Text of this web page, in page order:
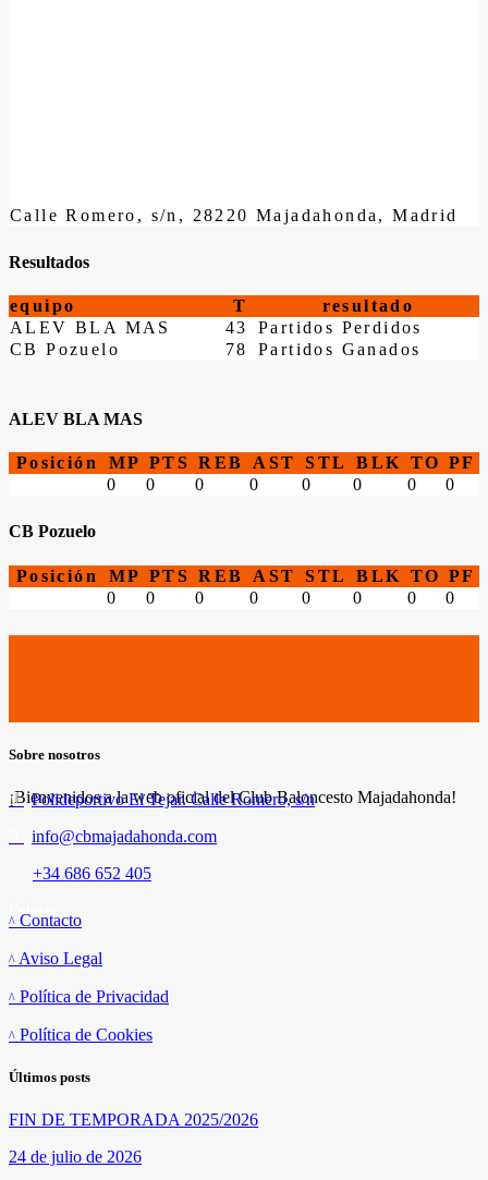
Calle Romero, s/n, 28220 Majadahonda, Madrid
Resultados
equipo T
resultado
ALEV BLA MAS
43
Partidos Perdidos
CB Pozuelo
78 Partidos Ganados
ALEV BLA MAS
Posición MP PTS REB AST STL BLK TO PF
0
0 0 0 0 0 0 0
CB Pozuelo
Posición MP PTS REB AST STL BLK TO PF
0
0 0 0 0 0 0 0
Sobre nosotros
¡Bienvenidos a la web oficial del Club Baloncesto Majadahonda!
Polideportivo El Tejar. Calle Romero, s/n
info@cbmajadahonda.com
+34 686 652 405
Contacto
Aviso Legal
Política de Privacidad
Política de Cookies
Últimos posts
FIN DE TEMPORADA 2025/2026
24 de julio de 2026